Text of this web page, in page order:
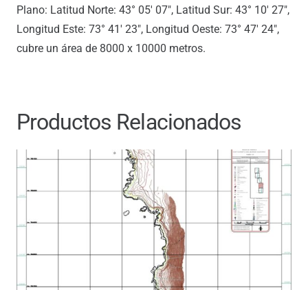
Plano: Latitud Norte: 43° 05′ 07″, Latitud Sur: 43° 10′ 27″,
Longitud Este: 73° 41′ 23″, Longitud Oeste: 73° 47′ 24″,
cubre un área de 8000 x 10000 metros.
Productos Relacionados